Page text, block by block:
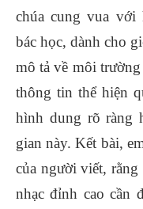
chúa cung vua với
bác học, dành cho
mô tả về môi
thông tin thể hiện
hình dung rõ ràng
gian này. Kết bài,
của người viết,
nhạc đỉnh cao cần